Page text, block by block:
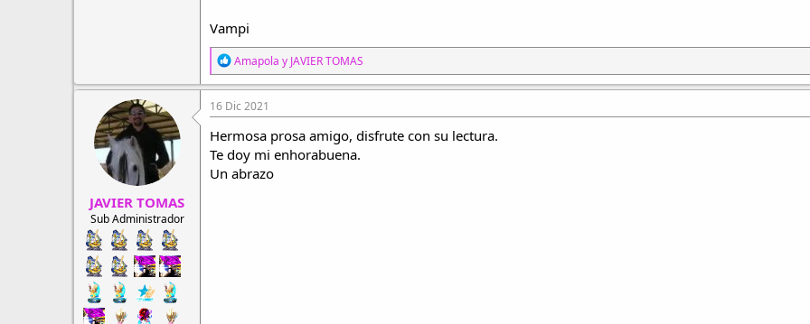
Vampi
R
e
a
c
c
i
o
n
e
Amapola y JAVIER TOMAS
JAVIER TOMAS
Sub Administrador
16 Dic 2021
Hermosa prosa amigo, disfrute con su lectura.
Te doy mi enhorabuena.
Un abrazo